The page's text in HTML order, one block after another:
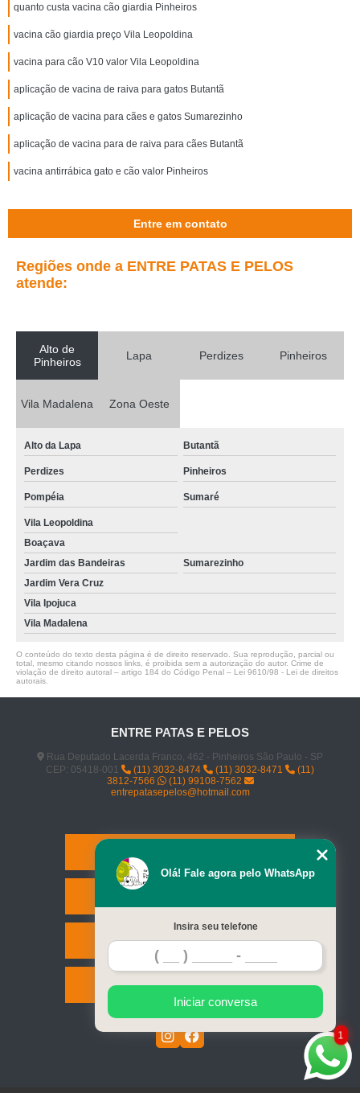
quanto custa vacina cão giardia Pinheiros
vacina cão giardia preço Vila Leopoldina
vacina para cão V10 valor Vila Leopoldina
aplicação de vacina de raiva para gatos Butantã
aplicação de vacina para cães e gatos Sumarezinho
aplicação de vacina para de raiva para cães Butantã
vacina antirrábica gato e cão valor Pinheiros
Entre em contato
Regiões onde a ENTRE PATAS E PELOS
atende:
Alto de
Pinheiros
Lapa Perdizes Pinheiros
Vila Madalena Zona Oeste
Alto da Lapa Butantã
Perdizes Pinheiros
Pompéia Sumaré
Vila Leopoldina
Boaçava
Jardim das Bandeiras
Sumarezinho
Jardim Vera Cruz
Vila Ipojuca
Vila Madalena
O conteúdo do texto desta página é de direito reservado. Sua reprodução, parcial ou
total, mesmo citando nossos links, é proibida sem a autorização do autor. Crime de
violação de direito autoral – artigo 184 do Código Penal – Lei 9610/98 - Lei de direitos
autorais
ENTRE PATAS E PELOS
Rua Deputado Lacerda Franco, 462 - Pinheiros São Paulo - SP
CEP: 05418-001
(11) 3032-8474 (11) 3032-8471
(11)
3812-7566
(11) 99108-7562
entrepatasepelos@hotmail.com
Contato
Mapa do site
1
Olá! Fale agora pelo WhatsApp
Insira seu telefone
Iniciar conversa